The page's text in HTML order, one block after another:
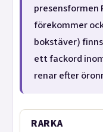
presensformen
förekommer
bokstäver)
ett fackord
renar efter
RARKA